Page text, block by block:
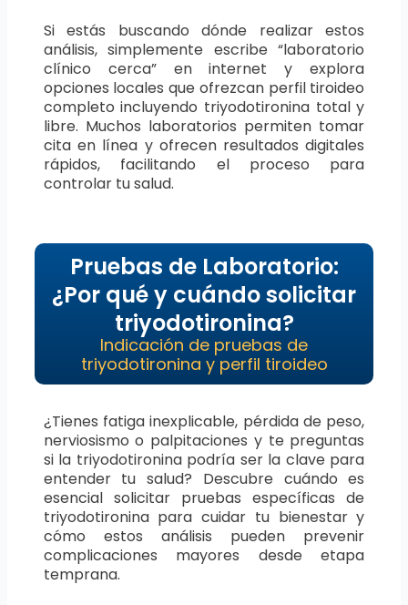
Si estás buscando dónde realizar estos
análisis, simplemente escribe “laboratorio
clínico cerca” en internet y explora
opciones locales que ofrezcan perfil tiroideo
completo incluyendo triyodotironina total y
libre. Muchos laboratorios permiten tomar
cita en línea y ofrecen resultados digitales
rápidos, facilitando el proceso para
controlar tu salud.
Pruebas de Laboratorio:
¿Por qué y cuándo solicitar
triyodotironina?
Indicación de pruebas de
triyodotironina y perfil tiroideo
¿Tienes fatiga inexplicable, pérdida de peso,
nerviosismo o palpitaciones y te preguntas
si la triyodotironina podría ser la clave para
entender tu salud? Descubre cuándo es
esencial solicitar pruebas específicas de
triyodotironina para cuidar tu bienestar y
cómo estos análisis pueden prevenir
complicaciones mayores desde etapa
temprana.